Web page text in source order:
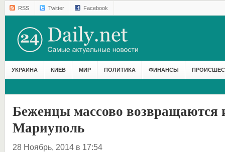
RSS Twitter Facebook
УКРАИНА КИЕВ МИР ПОЛИТИКА ФИНАНСЫ
Беженцы массово возвращаются
Мариуполь
28 Ноябрь, 2014 в 17:54